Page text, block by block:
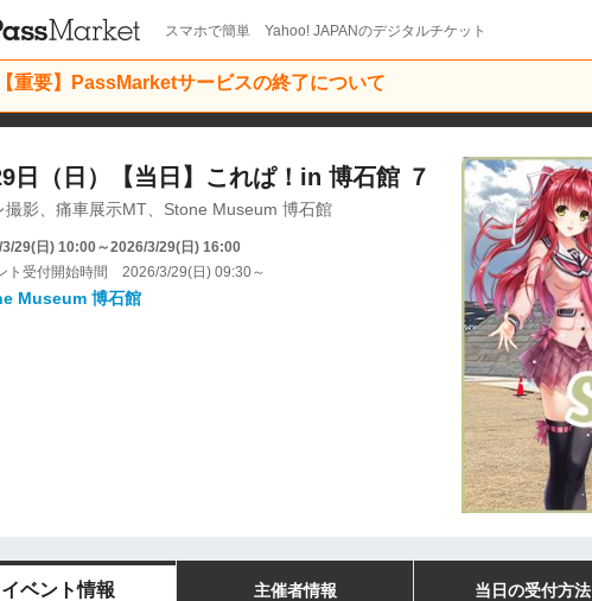
スマホで簡単 Yahoo! JAPANのデジタルチケット
【重要】PassMarketサービスの終了について
日（日）【当日】これぱ！in 博石館 ７
撮影、痛車展示MT、Stone Museum 博石館
29(日) 10:00～2026/3/29(日) 16:00
ト受付開始時間 2026/3/29(日) 09:30～
Museum 博石館
イベント情報 主催者情報 当日の受付方法